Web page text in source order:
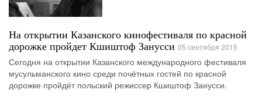
На открытии Казанского кинофестиваля по красной
дорожке пройдет Кшиштоф Занусси 05 сентября 2015
Сегодня на открытии Казанского международного фестиваля
мусульманского кино среди почётных гостей по красной
дорожке пройдёт польский режиссер Кшиштоф Занусси.